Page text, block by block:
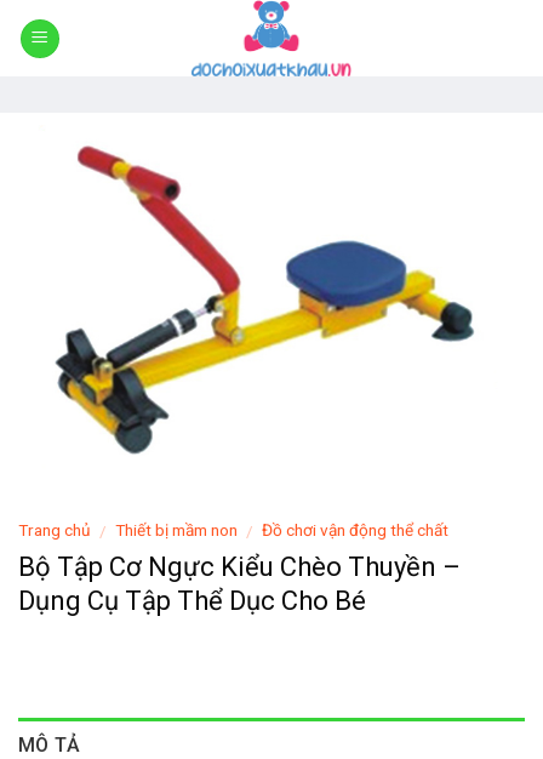
Skip
Trang chủ / Thiết bị mầm non / Đồ chơi vận động thể chất
Bộ Tập Cơ Ngực Kiểu Chèo Thuyền –
Dụng Cụ Tập Thể Dục Cho Bé
MÔ TẢ